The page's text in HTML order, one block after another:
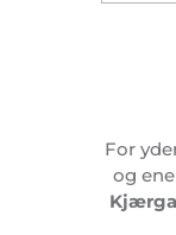
For
og